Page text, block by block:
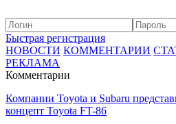
Быстрая регистрация
НОВОСТИ КОММЕНТАРИИ
РЕКЛАМА
Комментарии
Компании Toyota и Subaru
концепт Toyota FT-86